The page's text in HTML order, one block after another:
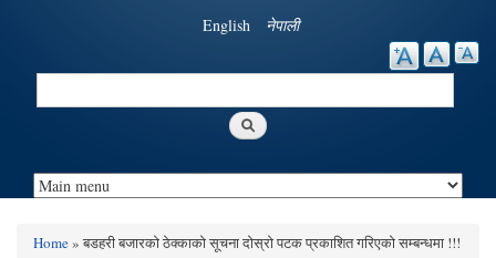
English नेपाली
Search
Home» बडहरी बजारको ठेक्काको सूचना दोस्रो पटक प्रकाशित गरिएको सम्बन्धमा !!!